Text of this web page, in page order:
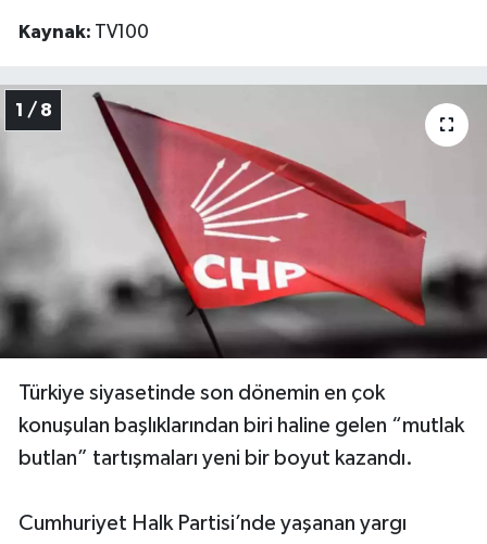
Kaynak: TV100
1 / 8
Türkiye siyasetinde son dönemin en çok
konuşulan başlıklarından biri haline gelen “mutlak
butlan” tartışmaları yeni bir boyut kazandı.
Cumhuriyet Halk Partisi’nde yaşanan yargı